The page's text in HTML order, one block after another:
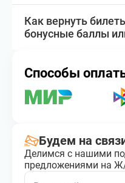
Как вернуть
бонусные баллы
Способы
Будем на
Делимся с нашими
предложениями на